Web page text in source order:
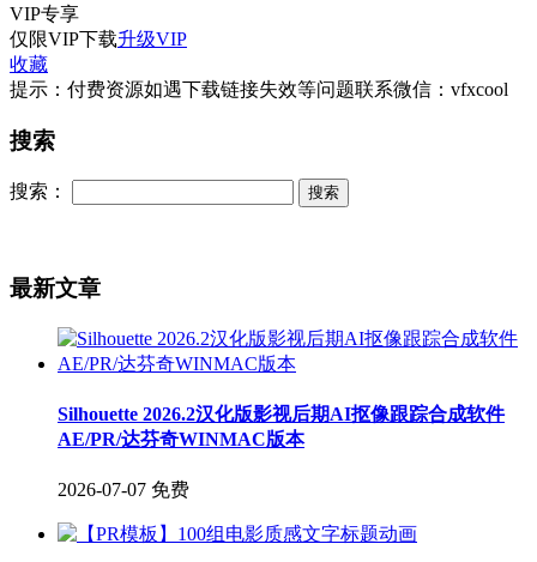
VIP专享
仅限VIP下载升级VIP
收藏
提示：付费资源如遇下载链接失效等问题联系微信：vfxcool
搜索
搜索：
最新文章
Silhouette 2026.2汉化版影视后期AI抠像跟踪合成软件
AE/PR/达芬奇WINMAC版本
2026-07-07 免费